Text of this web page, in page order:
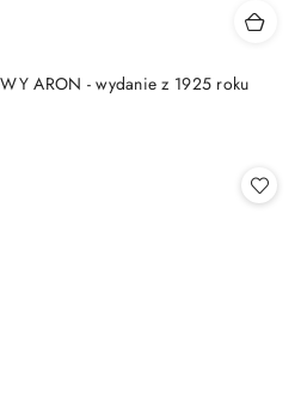
ARON - wydanie z 1925 roku